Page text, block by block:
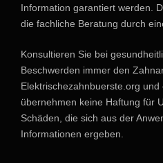
Information garantiert werden.
die fachliche Beratung durch
Konsultieren Sie bei
Beschwerden immer den
Elektrischezahnbuerste.org
übernehmen keine Haftung für
Schäden, die sich aus der
Informationen ergeben.